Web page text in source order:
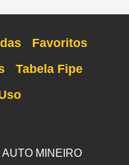
Favoritos
Tabela Fipe
AUTO MINEIRO